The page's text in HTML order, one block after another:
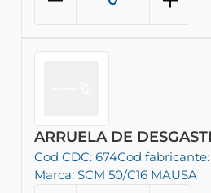
ARRUELA DE
Cod CDC: 674Cod fabricante:
Marca: SCM 50/C16 MAUSA